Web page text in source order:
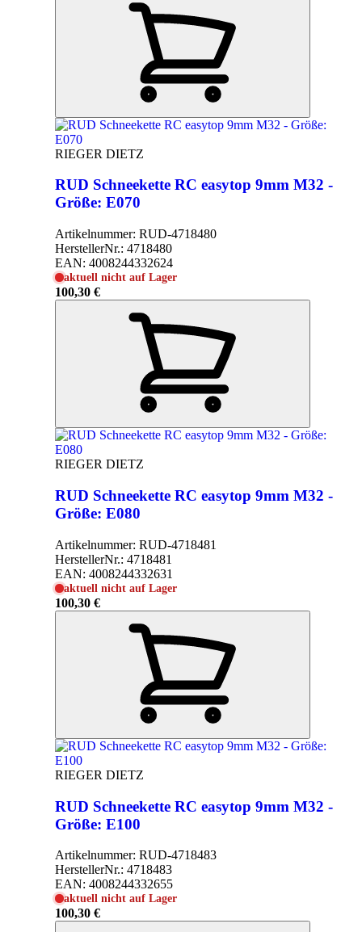
RIEGER DIETZ
RUD Schneekette RC easytop 9mm M32 -
Größe: E070
Artikelnummer: RUD-4718480
HerstellerNr.: 4718480
EAN: 4008244332624
aktuell nicht auf Lager
100,30 €
RIEGER DIETZ
RUD Schneekette RC easytop 9mm M32 -
Größe: E080
Artikelnummer: RUD-4718481
HerstellerNr.: 4718481
EAN: 4008244332631
aktuell nicht auf Lager
100,30 €
RIEGER DIETZ
RUD Schneekette RC easytop 9mm M32 -
Größe: E100
Artikelnummer: RUD-4718483
HerstellerNr.: 4718483
EAN: 4008244332655
aktuell nicht auf Lager
100,30 €